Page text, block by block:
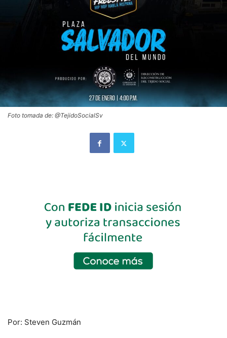
Foto tomada de: @TejidoSocialSv
Por: Steven Guzmán